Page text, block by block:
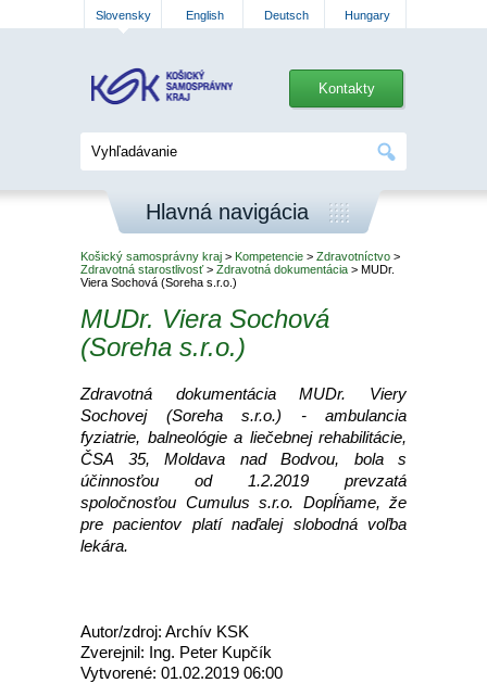
Slovensky English Deutsch Hungary
Kontakty
Hlavná navigácia
Košický samosprávny kraj > Kompetencie > Zdravotníctvo >
Zdravotná starostlivosť> Zdravotná dokumentácia > MUDr.
Viera Sochová (Soreha s.r.o.)
MUDr. Viera Sochová
(Soreha s.r.o.)
Zdravotná dokumentácia MUDr. Viery
Sochovej (Soreha s.r.o.) - ambulancia
fyziatrie, balneológie a liečebnej rehabilitácie,
ČSA 35, Moldava nad Bodvou, bola s
účinnosťou od 1.2.2019 prevzatá
spoločnosťou Cumulus s.r.o. Dopĺňame, že
pre pacientov platí naďalej slobodná voľba
lekára.
Autor/zdroj: Archív KSK
Zverejnil: Ing. Peter Kupčík
Vytvorené: 01.02.2019 06:00